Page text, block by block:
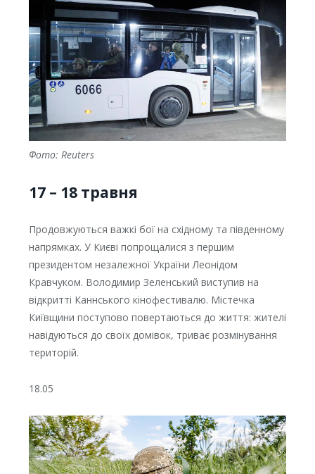
Фото: Reuters
17 – 18 травня
Продовжуються важкі бої на східному та південному
напрямках. У Києві попрощалися з першим
президентом незалежної України Леонідом
Кравчуком. Володимир Зеленський виступив на
відкритті Каннського кінофестивалю. Містечка
Київщини поступово повертаються до життя: жителі
навідуються до своїх домівок, триває розмінування
територій.
18.05